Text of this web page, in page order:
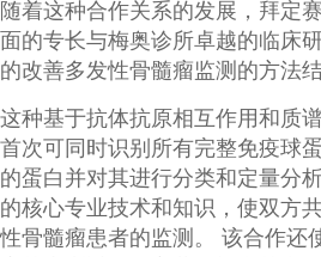
随着这种合作关系的发展，拜定
面的专长与梅奥诊所卓越的临床
的改善多发性骨髓瘤监测的方法
这种基于抗体抗原相互作用和质
首次可同时识别所有完整免疫球
的蛋白并对其进行分类和定量分
的核心专业技术和知识，使双方
性骨髓瘤患者的监测。 该合作还